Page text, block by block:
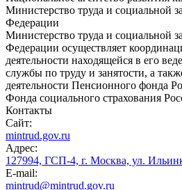
Министерство труда и социальной
Федерации
Министерство труда и социальной
Федерации осуществляет
деятельности находящейся в его
службы по труду и занятости, а
деятельности Пенсионного фонда
Фонда социального страхования
Контакты
Сайт:
mintrud.gov.ru
Адрес:
127994, ГСП-4, г. Москва, ул.
E-mail:
mintrud@mintrud.gov.ru